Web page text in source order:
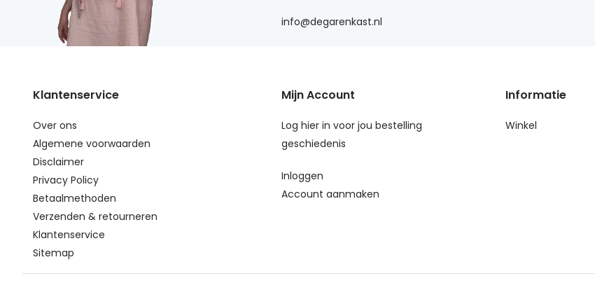
info@degarenkast.nl
Klantenservice
Over ons
Algemene voorwaarden
Disclaimer
Privacy Policy
Betaalmethoden
Verzenden & retourneren
Klantenservice
Sitemap
Mijn Account
Log hier in voor jou bestelling
geschiedenis
Inloggen
Account aanmaken
Informatie
Winkel